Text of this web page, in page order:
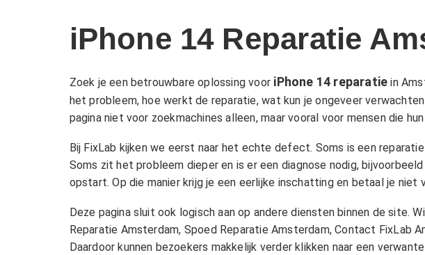
iPhone 14 Reparatie
Zoek je een betrouwbare oplossing voor iPhone 14 reparatie in
het probleem, hoe werkt de reparatie, wat kun je ongeveer
pagina niet voor zoekmachines alleen, maar vooral voor mensen die
Bij FixLab kijken we eerst naar het echte defect. Soms is een
Soms zit het probleem dieper en is er een diagnose nodig,
opstart. Op die manier krijg je een eerlijke inschatting en betaal je niet
Deze pagina sluit ook logisch aan op andere diensten binnen de site.
Reparatie Amsterdam, Spoed Reparatie Amsterdam,Contact FixLab
Daardoor kunnen bezoekers makkelijk verder klikken naar een